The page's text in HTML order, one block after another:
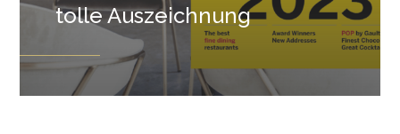
tolle Auszeichnung